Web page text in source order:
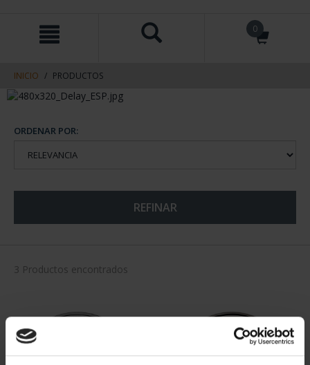
contenido
navegacin
0
INICIO PRODUCTOS
ORDENAR POR:
REFINAR
3 Productos encontrados